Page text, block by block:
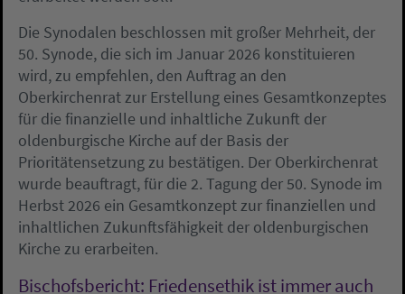
Die Synodalen beschlossen mit großer Mehrheit, der
50. Synode, die sich im Januar 2026 konstituieren
wird, zu empfehlen, den Auftrag an den
Oberkirchenrat zur Erstellung eines Gesamtkonzeptes
für die finanzielle und inhaltliche Zukunft der
oldenburgische Kirche auf der Basis der
Prioritätensetzung zu bestätigen. Der Oberkirchenrat
wurde beauftragt, für die 2. Tagung der 50. Synode im
Herbst 2026 ein Gesamtkonzept zur finanziellen und
inhaltlichen Zukunftsfähigkeit der oldenburgischen
Kirche zu erarbeiten.
Bischofsbericht: Friedensethik ist immer auch